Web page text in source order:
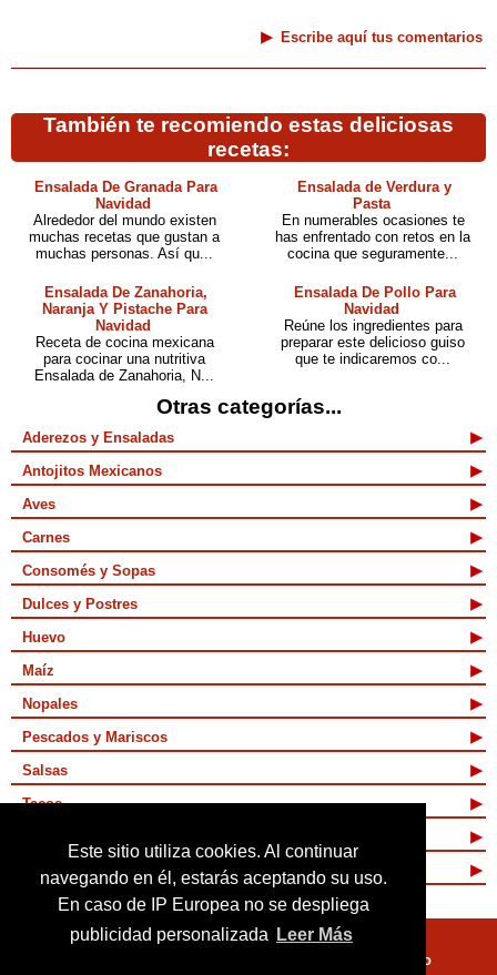
Este sitio utiliza cookies. Al continuar
navegando en él, estarás aceptando su uso.
En caso de IP Europea no se despliega
publicidad personalizada
Leer Más
Escribe aquí tus comentarios
También te recomiendo estas deliciosas
recetas:
Ensalada De Granada Para
Navidad
Alrededor del mundo existen
muchas recetas que gustan a
muchas personas. Así qu...
Ensalada de Verdura y
Pasta
En numerables ocasiones te
has enfrentado con retos en la
cocina que seguramente...
Ensalada De Zanahoria,
Naranja Y Pistache Para
Navidad
Receta de cocina mexicana
para cocinar una nutritiva
Ensalada de Zanahoria, N...
Ensalada De Pollo Para
Navidad
Reúne los ingredientes para
preparar este delicioso guiso
que te indicaremos co...
Otras categorías...
Aderezos y Ensaladas
Antojitos Mexicanos
Aves
Carnes
Consomés y Sopas
Dulces y Postres
Huevo
Maíz
Nopales
Pescados y Mariscos
Salsas
Tacos
Vegetarianas
Términos de Uso